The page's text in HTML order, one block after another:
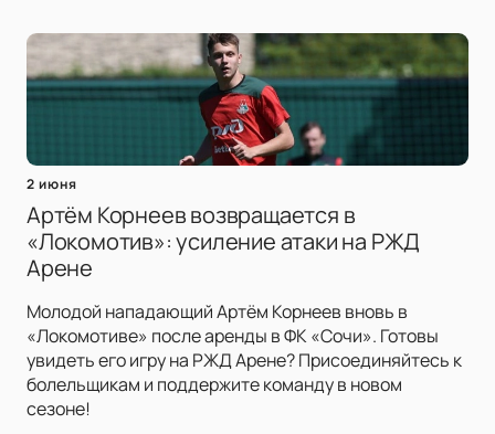
2 июня
Артём Корнеев возвращается в
«Локомотив»: усиление атаки на РЖД
Арене
Молодой нападающий Артём Корнеев вновь в
«Локомотиве» после аренды в ФК «Сочи». Готовы
увидеть его игру на РЖД Арене? Присоединяйтесь к
болельщикам и поддержите команду в новом
сезоне!